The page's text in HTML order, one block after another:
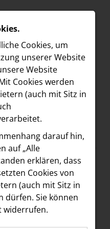
zur
Cookies, um
unserer Website
Website
Cookies werden
(auch mit Sitz in
darauf hin,
auf „Alle
erklären, dass
Cookies von
(auch mit Sitz in
dürfen. Sie können
widerrufen.